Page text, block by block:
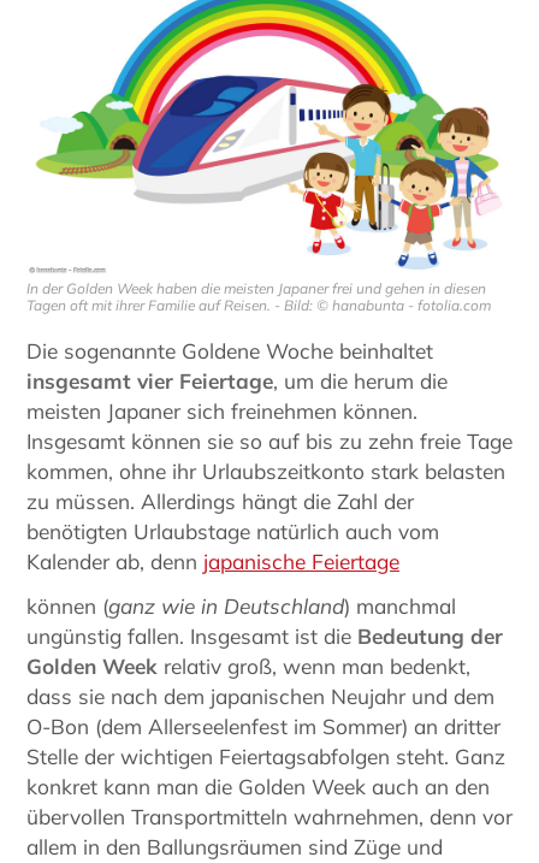
In der Golden Week haben die meisten Japaner frei und gehen in diesen
Tagen oft mit ihrer Familie auf Reisen. - Bild: © hanabunta - fotolia.com
Die sogenannte Goldene Woche beinhaltet
insgesamt vier Feiertage, um die herum die
meisten Japaner sich freinehmen können.
Insgesamt können sie so auf bis zu zehn freie Tage
kommen, ohne ihr Urlaubszeitkonto stark belasten
zu müssen. Allerdings hängt die Zahl der
benötigten Urlaubstage natürlich auch vom
Kalender ab, denn japanische Feiertage
können (ganz wie in Deutschland) manchmal
ungünstig fallen. Insgesamt ist die Bedeutung der
Golden Week relativ groß, wenn man bedenkt,
dass sie nach dem japanischen Neujahr und dem
O-Bon (dem Allerseelenfest im Sommer) an dritter
Stelle der wichtigen Feiertagsabfolgen steht. Ganz
konkret kann man die Golden Week auch an den
übervollen Transportmitteln wahrnehmen, denn vor
allem in den Ballungsräumen sind Züge und